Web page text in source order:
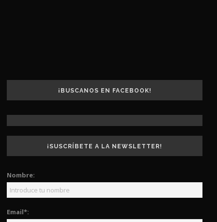
¡BUSCANOS EN FACEBOOK!
¡SUSCRÍBETE A LA NEWSLETTER!
Nombre:
Email*: